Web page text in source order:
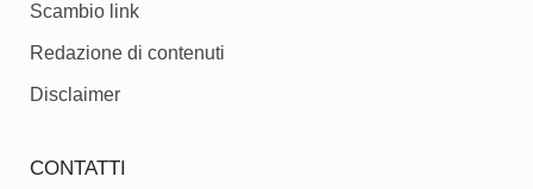
Scambio link
Redazione di contenuti
Disclaimer
CONTATTI